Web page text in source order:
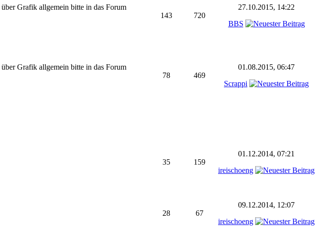
Grafik allgemein bitte in das Forum
143 720
27.10.2015, 14:22
BBS
Grafik allgemein bitte in das Forum
78 469
01.08.2015, 06:47
Scrappi
35 159
01.12.2014, 07:21
ireischoeng
28 67
09.12.2014, 12:07
ireischoeng